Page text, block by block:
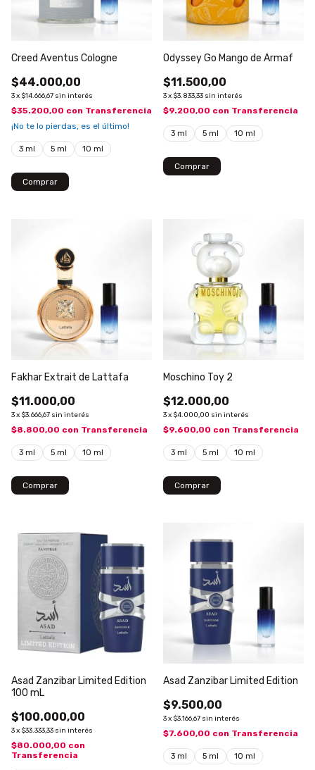
Creed Aventus Cologne
$44.000,00
3x $14.666,67 sin interés
$35.200,00 con Transferencia
¡No te lo pierdas, es el último!
3 ml 5 ml 10 ml
Comprar
Odyssey Go Mango de Armaf
$11.500,00
3x $3.833,33 sin interés
$9.200,00 con Transferencia
3 ml 5 ml 10 ml
Comprar
Fakhar Extrait de Lattafa
$11.000,00
3x $3.666,67 sin interés
$8.800,00 con Transferencia
3 ml 5 ml 10 ml
Comprar
Moschino Toy 2
$12.000,00
3x $4.000,00 sin interés
$9.600,00 con Transferencia
3 ml 5 ml 10 ml
Comprar
Asad Zanzibar Limited Edition
100 mL
$100.000,00
3x $33.333,33 sin interés
$80.000,00 con
Transferencia
Asad Zanzibar Limited Edition
$9.500,00
3x $3.166,67 sin interés
$7.600,00 con Transferencia
3 ml 5 ml 10 ml